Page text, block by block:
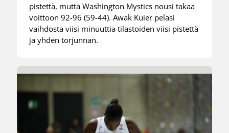
pistettä, mutta Washington Mystics nousi takaa
voittoon 92-96 (59-44). Awak Kuier pelasi
vaihdosta viisi minuuttia tilastoiden viisi pistettä
ja yhden torjunnan.